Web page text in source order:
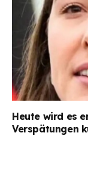
Heute wird es
Verspätungen